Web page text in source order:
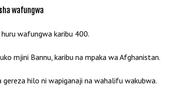
wafungwa
wafungwa karibu 400.
mjini Bannu, karibu na mpaka wa Afghanistan.
hilo ni wapiganaji na wahalifu wakubwa.